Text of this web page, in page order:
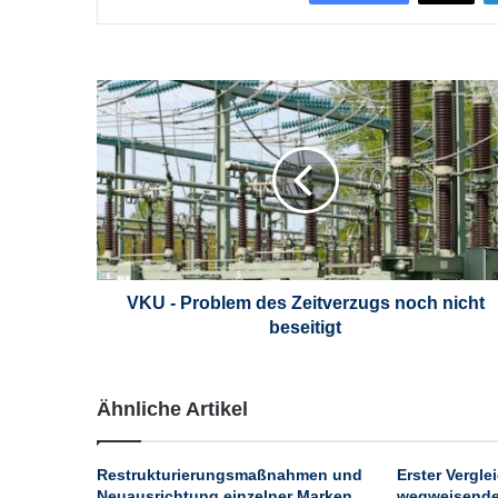
V
K
U
P
o
b
l
s
Z
e
i
t
VKU - Problem des Zeitverzugs noch nicht
beseitigt
Ähnliche Artikel
Restrukturierungsmaßnahmen und
Erster